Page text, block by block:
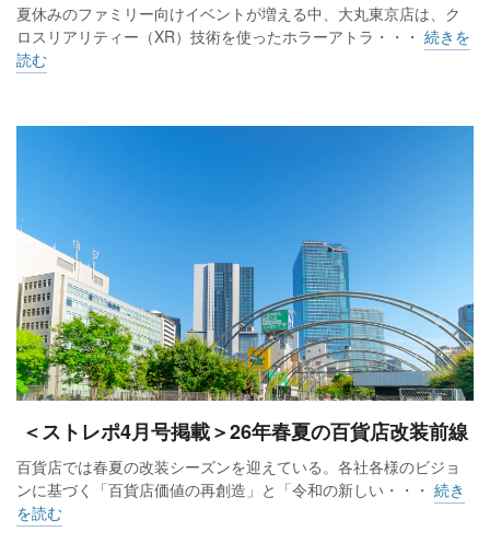
夏休みのファミリー向けイベントが増える中、大丸東京店は、ク
ロスリアリティー（XR）技術を使ったホラーアトラ・・・ 続きを
読む
＜ストレポ4月号掲載＞26年春夏の百貨店改装前線
百貨店では春夏の改装シーズンを迎えている。各社各様のビジョ
ンに基づく「百貨店価値の再創造」と「令和の新しい・・・ 続き
を読む